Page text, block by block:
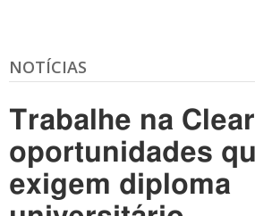
NOTÍCIAS
Trabalhe na
oportunidades
exigem diploma